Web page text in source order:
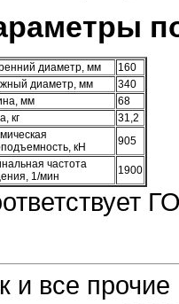
диаметр, мм
160
диаметр, мм
340
мм
68
кг
31,2
кН
905
частота
1/мин
1900
и все